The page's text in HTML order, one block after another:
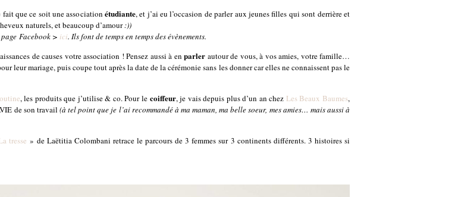
que ce soit une association étudiante, et j’ai eu l’occasion de parler aux jeunes filles qui sont derrière et
naturels, et beaucoup d’amour:))
Facebook > ici. Ils font de temps en temps des évènements.
de causes votre association ! Pensez aussi à en parler autour de vous, à vos amies, votre famille…
leur mariage, puis coupe tout après la date de la cérémonie sans les donner car elles ne connaissent pas le
, les produits que j’utilise & co. Pour le coiffeur, je vais depuis plus d’un an chez Les Beaux Baumes,
de son travail (à tel point que je l’ai recommandé à ma maman, ma belle soeur, mes amies… mais aussi à
tresse » de Laëtitia Colombani retrace le parcours de 3 femmes sur 3 continents différents. 3 histoires si